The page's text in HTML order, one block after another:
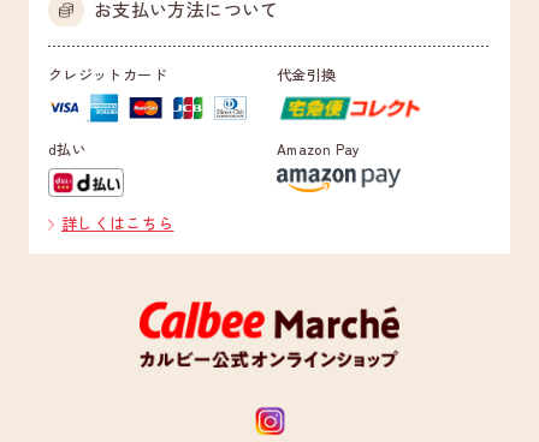
お支払い方法について
クレジットカード 代金引換
d払い Amazon Pay
詳しくはこちら